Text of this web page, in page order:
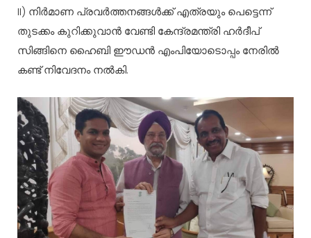
II) നിർമാണ പ്രവർത്തനങ്ങൾക്ക് എത്രയും പെട്ടെന്ന്
തുടക്കം കുറിക്കുവാൻ വേണ്ടി കേന്ദ്രമന്ത്രി ഹർദീപ്
സിങ്ങിനെ ഹൈബി ഈഡൻ എംപിയോടൊപ്പം നേരിൽ
കണ്ട് നിവേദനം നൽകി.